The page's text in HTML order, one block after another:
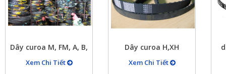
Dây curoa M, FM, A, B,
C, D…
Xem Chi Tiết
Dây curoa H,XH
Xem Chi Tiết